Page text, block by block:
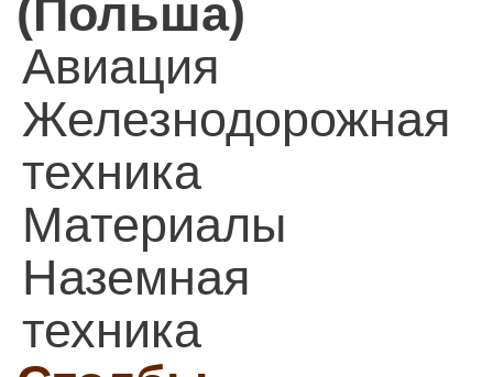
(Польша)
Авиация
Железнодорожная
техника
Материалы
Наземная
техника